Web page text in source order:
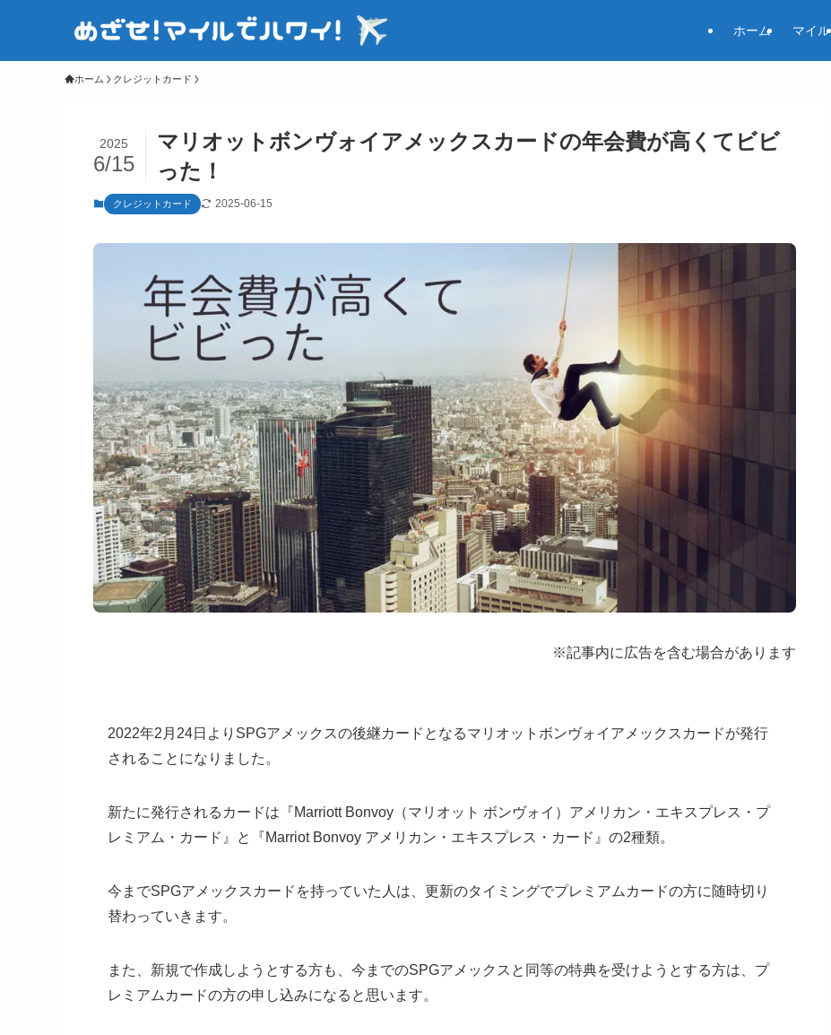
ホーム マイル
ホーム クレジットカード
マリオットボンヴォイアメックスカードの年会費が高くてビビ
った！
2025
6/15
クレジットカード 2025-06-15
※記事内に広告を含む場合があります
2022年2月24日よりSPGアメックスの後継カードとなるマリオットボンヴォイアメックスカードが発行
されることになりました。
新たに発行されるカードは『Marriott Bonvoy（マリオット ボンヴォイ）アメリカン・エキスプレス・プ
レミアム・カード』と『Marriot Bonvoy アメリカン・エキスプレス・カード』の2種類。
今までSPGアメックスカードを持っていた人は、更新のタイミングでプレミアムカードの方に随時切り
替わっていきます。
また、新規で作成しようとする方も、今までのSPGアメックスと同等の特典を受けようとする方は、プ
レミアムカードの方の申し込みになると思います。